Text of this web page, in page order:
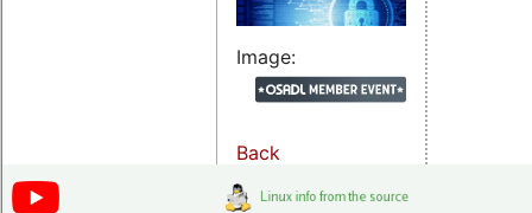
Image:
Back